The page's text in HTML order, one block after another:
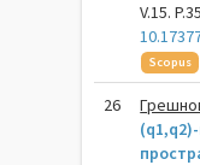
V.15.
Scopus
26